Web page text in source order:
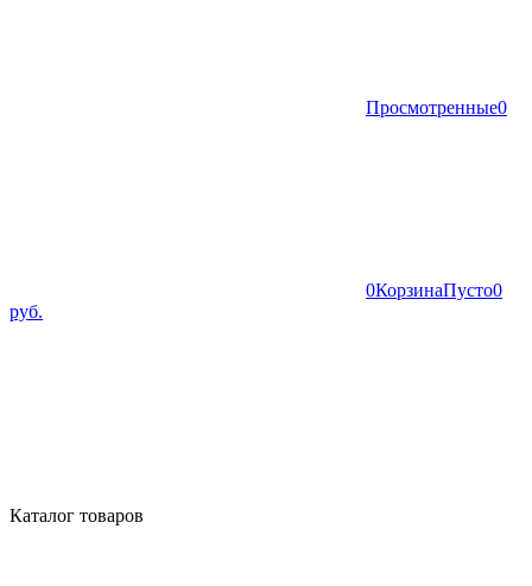
Просмотренные0
0КорзинаПусто0
руб.
Каталог товаров